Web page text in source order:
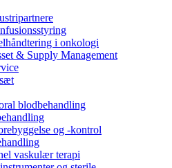
i onkologi
& Supply Management
blodbehandling
og -kontrol
vaskulær terapi